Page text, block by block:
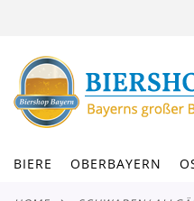
INHALT
BIERE OBERBAYERN